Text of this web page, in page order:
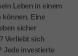
Leben in einem
können. Eine
sicher
Verliebt sich
Jede investierte